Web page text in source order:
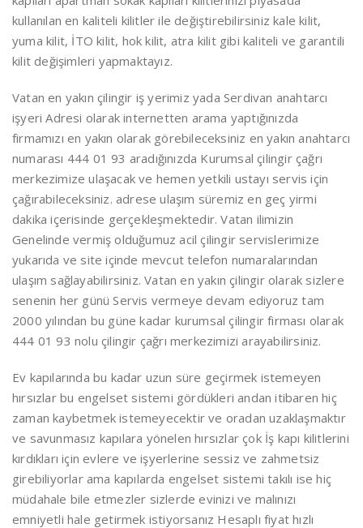
kullanılan en kaliteli kilitler ile değiştirebilirsiniz kale kilit,
yuma kilit, İTO kilit, hok kilit, atra kilit gibi kaliteli ve garantili
kilit değişimleri yapmaktayız.
Vatan en yakın çilingir iş yerimiz yada Serdivan anahtarcı
işyeri Adresi olarak internetten arama yaptığınızda
firmamızı en yakın olarak görebileceksiniz en yakın anahtarcı
numarası 444 01 93 aradığınızda Kurumsal çilingir çağrı
merkezimize ulaşacak ve hemen yetkili ustayı servis için
çağırabileceksiniz. adrese ulaşım süremiz en geç yirmi
dakika içerisinde gerçekleşmektedir. Vatan ilimizin
Genelinde vermiş olduğumuz acil çilingir servislerimize
yukarıda ve site içinde mevcut telefon numaralarından
ulaşım sağlayabilirsiniz. Vatan en yakın çilingir olarak sizlere
senenin her günü Servis vermeye devam ediyoruz tam
2000 yılından bu güne kadar kurumsal çilingir firması olarak
444 01 93 nolu çilingir çağrı merkezimizi arayabilirsiniz.
Ev kapılarında bu kadar uzun süre geçirmek istemeyen
hırsızlar bu engelset sistemi gördükleri andan itibaren hiç
zaman kaybetmek istemeyecektir ve oradan uzaklaşmaktır
ve savunmasız kapılara yönelen hırsızlar çok İş kapı kilitlerini
kırdıkları için evlere ve işyerlerine sessiz ve zahmetsiz
girebiliyorlar ama kapılarda engelset sistemi takılı ise hiç
müdahale bile etmezler sizlerde evinizi ve malınızı
emniyetli hale getirmek istiyorsanız Hesaplı fiyat hızlı